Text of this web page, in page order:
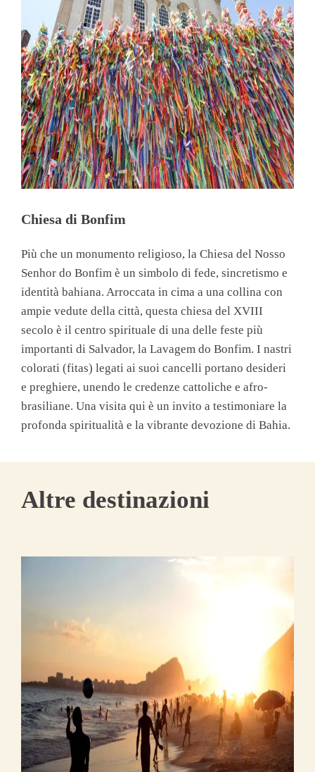
Chiesa di Bonfim
Più che un monumento religioso, la Chiesa del Nosso
Senhor do Bonfim è un simbolo di fede, sincretismo e
identità bahiana. Arroccata in cima a una collina con
ampie vedute della città, questa chiesa del XVIII
secolo è il centro spirituale di una delle feste più
importanti di Salvador, la Lavagem do Bonfim. I nastri
colorati (fitas) legati ai suoi cancelli portano desideri
e preghiere, unendo le credenze cattoliche e afro-
brasiliane. Una visita qui è un invito a testimoniare la
profonda spiritualità e la vibrante devozione di Bahia.
Altre destinazioni